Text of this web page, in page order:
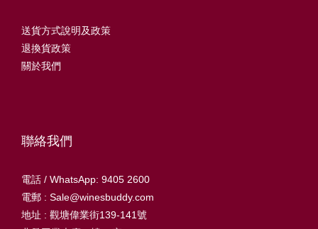
送貨方式說明及政策
退換貨政策
關於我們
聯絡我們
電話 / WhatsApp: 9405 2600
電郵 : Sale@winesbuddy.com
地址 : 觀塘偉業街139-141號